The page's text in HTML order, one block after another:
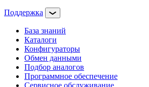
Поддержка
База знаний
Каталоги
Конфигураторы
Обмен данными
Подбор аналогов
Программное обеспечение